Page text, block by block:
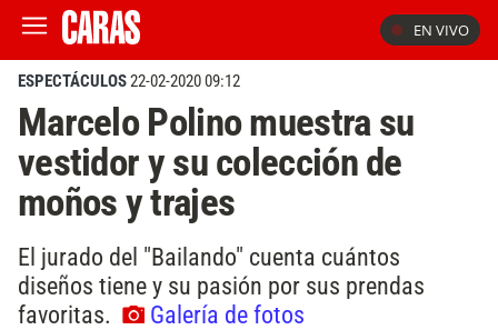
EN VIVO
ESPECTÁCULOS22-02-2020 09:12
Marcelo Polino muestra su
vestidor y su colección de
moños y trajes
El jurado del "Bailando" cuenta cuántos
diseños tiene y su pasión por sus prendas
favoritas.
Galería de fotos